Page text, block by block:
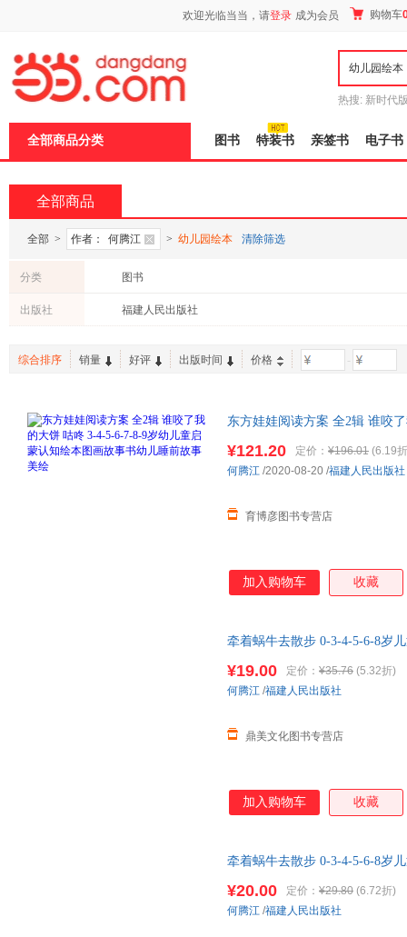
欢迎光临当当，请登录 成为会员 购物车
热搜: 新时代
全部商品分类 图书 特装书 亲签书 电子书
全部商品
全部 > 作者： 何腾江 > 幼儿园绘本 清除筛选
分类 图书
出版社 福建人民出版社
综合排序 销量 好评 出版时间 价格 -
东方娃娃阅读方案 全2辑 谁咬
¥121.20 定价： ¥196.01 (6.19
育博彦图书专营店
何腾江 /2020-08-20 /福建人民出版社
加入购物车 收藏
牵着蜗牛去散步 0-3-4-5-6-8岁
¥19.00 定价： ¥35.76 (5.32折)
鼎美文化图书专营店
何腾江 /福建人民出版社
加入购物车 收藏
牵着蜗牛去散步 0-3-4-5-6-8岁
¥20.00 定价： ¥29.80 (6.72折)
何腾江 /福建人民出版社
页
加